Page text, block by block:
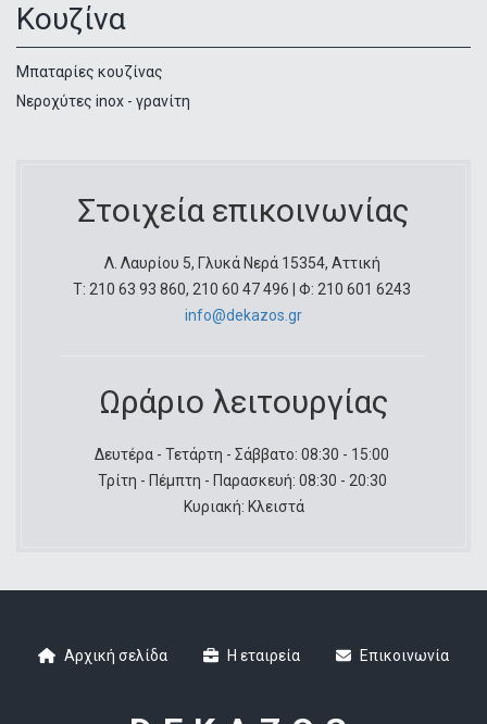
Κουζίνα
Μπαταρίες κουζίνας
Νεροχύτες inox - γρανίτη
Στοιχεία επικοινωνίας
Λ. Λαυρίου 5, Γλυκά Νερά 15354, Αττική
Τ: 210 63 93 860, 210 60 47 496 | Φ: 210 601 6243
info@dekazos.gr
Ωράριο λειτουργίας
Δευτέρα - Τετάρτη - Σάββατο: 08:30 - 15:00
Τρίτη - Πέμπτη - Παρασκευή: 08:30 - 20:30
Κυριακή: Κλειστά
Αρχική σελίδα Η εταιρεία Επικοινωνία